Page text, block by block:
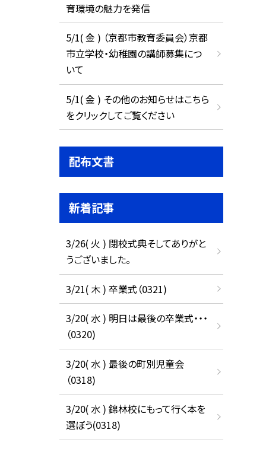
育環境の魅力を発信
5/1( 金 ) （京都市教育委員会）京都
市立学校・幼稚園の講師募集につ
いて
5/1( 金 ) その他のお知らせはこちら
をクリックしてご覧ください
配布文書
新着記事
3/26( 火 ) 閉校式典そしてありがと
うございました。
3/21( 木 ) 卒業式（0321)
3/20( 水 ) 明日は最後の卒業式・・・
（0320)
3/20( 水 ) 最後の町別児童会
（0318)
3/20( 水 ) 錦林校にもって行く本を
選ぼう(0318)